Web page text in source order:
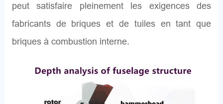
peut satisfaire pleinement les exigences des
fabricants de briques et de tuiles en tant que
briques à combustion interne.